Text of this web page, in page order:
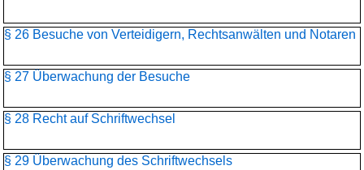
§ 26 Besuche von Verteidigern, Rechtsanwälten und Notaren
§ 27 Überwachung der Besuche
§ 28 Recht auf Schriftwechsel
§ 29 Überwachung des Schriftwechsels